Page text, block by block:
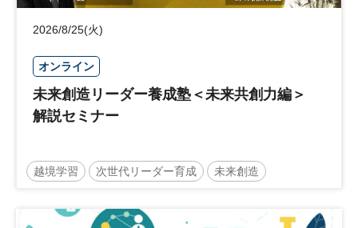
2026/8/25(火)
オンライン
未来創造リーダー養成塾＜未来共創力編＞
解説セミナー
越境学習 次世代リーダー育成 未来創造